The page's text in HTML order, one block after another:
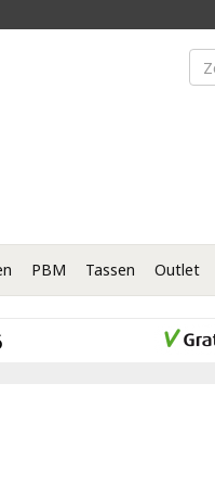
PBM Tassen Outlet